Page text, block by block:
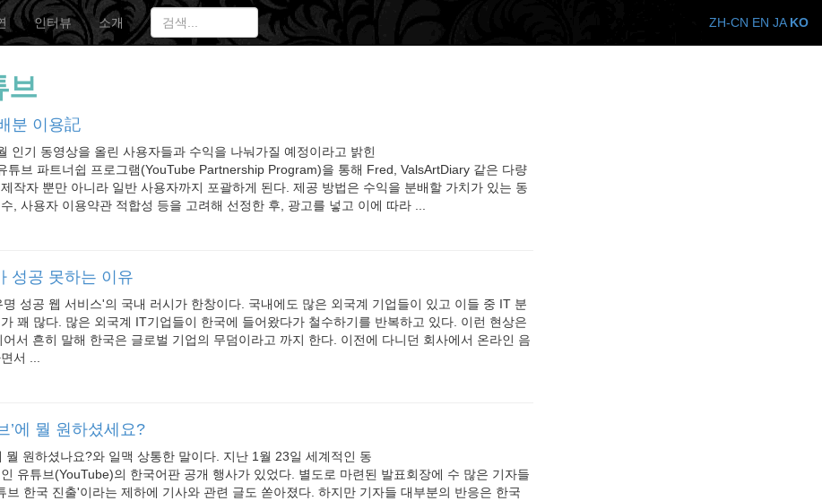
인터뷰 소개
브
분 이용記
인기 동영상을 올린 사용자들과 수익을 나눠가질 예정이라고 밝힌
튜브 파트너쉽 프로그램(YouTube Partnership Program)을 통해 Fred, ValsArtDiary 같은 다량
작자 뿐만 아니라 일반 사용자까지 포괄하게 된다. 제공 방법은 수익을 분배할 가치가 있는 동
, 사용자 이용약관 적합성 등을 고려해 선정한 후, 광고를 넣고 이에 따라 ...
성공 못하는 이유
성공 웹 서비스'의 국내 러시가 한창이다. 국내에도 많은 외국계 기업들이 있고 이들 중 IT 분
꽤 많다. 많은 외국계 IT기업들이 한국에 들어왔다가 철수하기를 반복하고 있다. 이런 현상은
서 흔히 말해 한국은 글로벌 기업의 무덤이라고 까지 한다. 이전에 다니던 회사에서 온라인 음
서 ...
’에 뭘 원하셨세요?
뭘 원하셨나요?와 일맥 상통한 말이다. 지난 1월 23일 세계적인 동
유튜브(YouTube)의 한국어판 공개 행사가 있었다. 별도로 마련된 발표회장에 수 많은 기자들
브 한국 진출'이라는 제하에 기사와 관련 글도 쏟아졌다. 하지만 기자들 대부분의 반응은 한국
ZH-CN EN JA KO